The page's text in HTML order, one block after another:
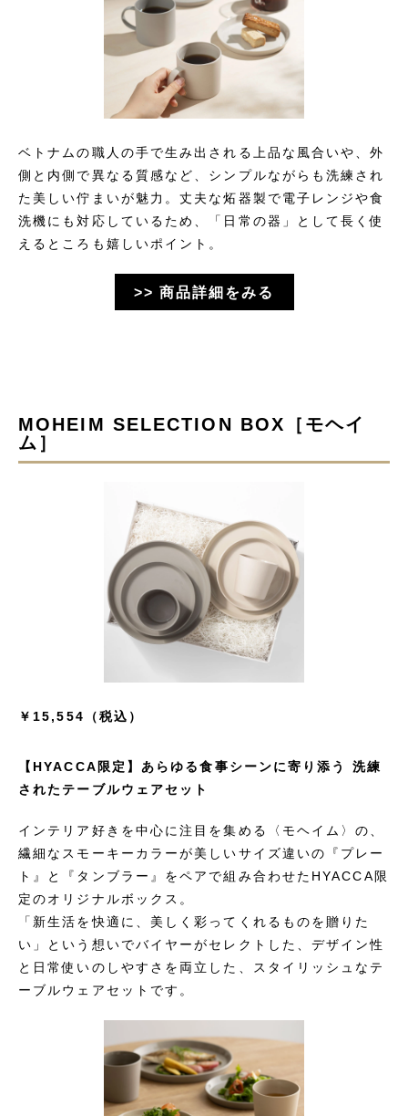
ベトナムの職人の手で生み出される上品な風合いや、外
側と内側で異なる質感など、シンプルながらも洗練され
た美しい佇まいが魅力。丈夫な炻器製で電子レンジや食
洗機にも対応しているため、「日常の器」として長く使
えるところも嬉しいポイント。
>> 商品詳細をみる
MOHEIM SELECTION BOX［モヘイ
ム］
￥15,554（税込）
【HYACCA限定】あらゆる食事シーンに寄り添う 洗練
されたテーブルウェアセット
インテリア好きを中心に注目を集める〈モヘイム〉の、
繊細なスモーキーカラーが美しいサイズ違いの『プレー
ト』と『タンブラー』をペアで組み合わせたHYACCA限
定のオリジナルボックス。
「新生活を快適に、美しく彩ってくれるものを贈りた
い」という想いでバイヤーがセレクトした、デザイン性
と日常使いのしやすさを両立した、スタイリッシュなテ
ーブルウェアセットです。